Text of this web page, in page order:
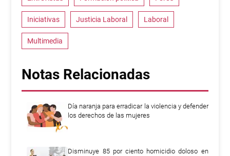
Iniciativas Justicia Laboral Laboral
Multimedia
Notas Relacionadas
Día naranja para erradicar la violencia y defender
los derechos de las mujeres
Disminuye 85 por ciento homicidio doloso en